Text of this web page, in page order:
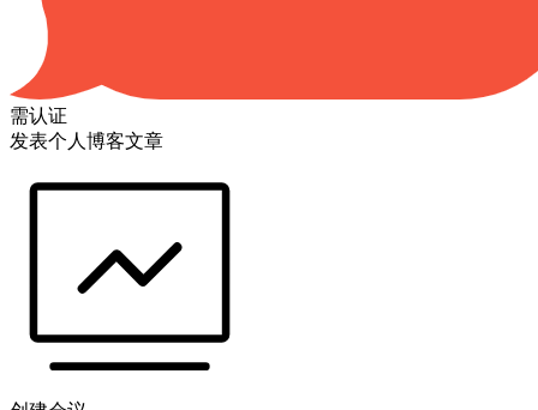
需认证
发表个人博客文章